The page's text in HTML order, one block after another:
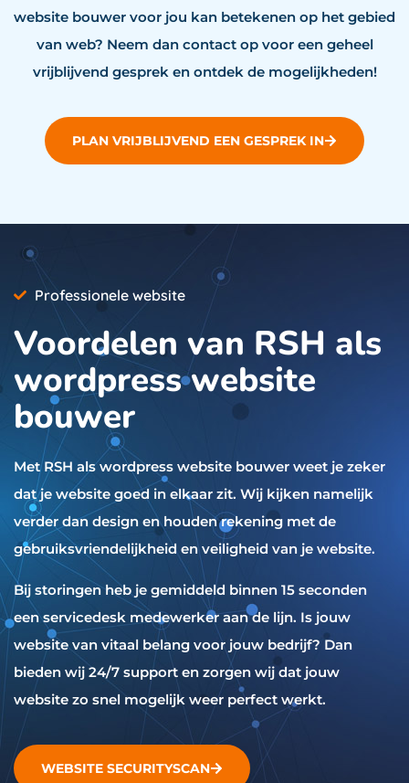
website bouwer voor jou kan betekenen op het gebied
van web? Neem dan contact op voor een geheel
vrijblijvend gesprek en ontdek de mogelijkheden!
PLAN VRIJBLIJVEND EEN GESPREK IN
Professionele website
Voordelen van RSH als
wordpress website
bouwer
Met RSH als wordpress website bouwer weet je zeker
dat je website goed in elkaar zit. Wij kijken namelijk
verder dan design en houden rekening met de
gebruiksvriendelijkheid en veiligheid van je website.
Bij storingen heb je gemiddeld binnen 15 seconden
een servicedesk medewerker aan de lijn. Is jouw
website van vitaal belang voor jouw bedrijf? Dan
bieden wij 24/7 support en zorgen wij dat jouw
website zo snel mogelijk weer perfect werkt.
WEBSITE SECURITYSCAN